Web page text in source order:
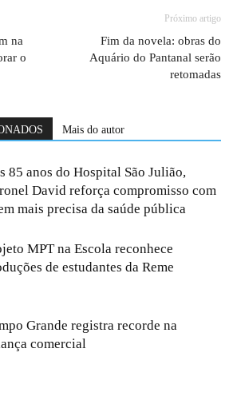
na
o
Próximo artigo
Fim da novela: obras do
Aquário do Pantanal serão
retomadas
Mais do autor
85 anos do Hospital São Julião,
David reforça compromisso com
mais precisa da saúde pública
MPT na Escola reconhece
de estudantes da Reme
Grande registra recorde na
comercial